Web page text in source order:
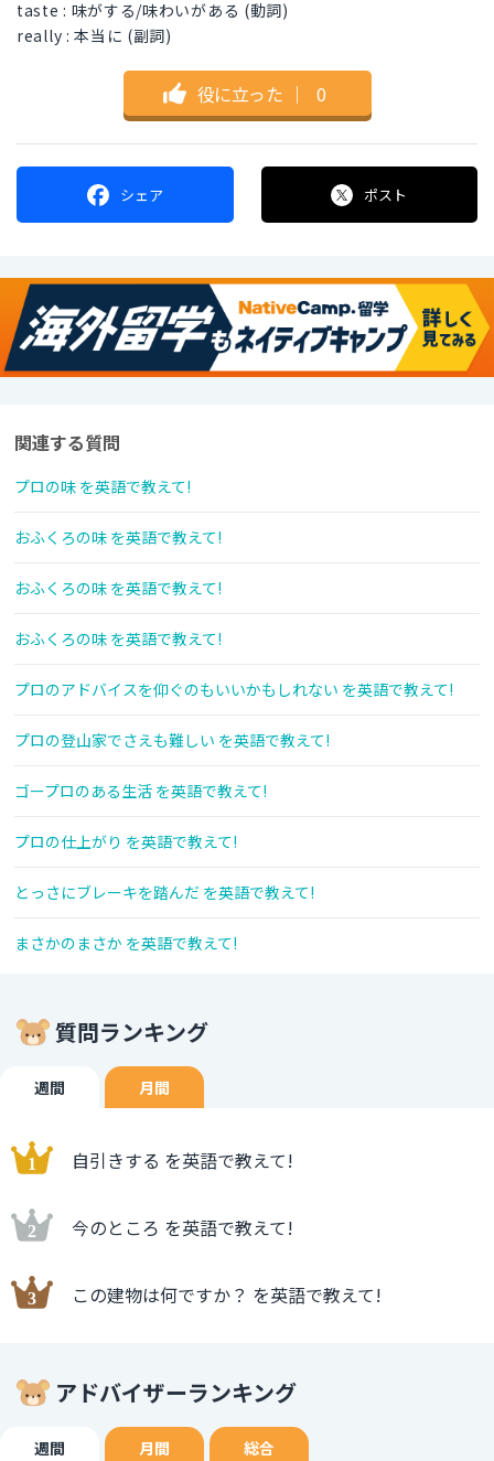
taste : 味がする/味わいがある (動詞)
really : 本当に (副詞)
役に立った ｜ 0
シェア ポスト
関連する質問
プロの味 を英語で教えて!
おふくろの味 を英語で教えて!
おふくろの味 を英語で教えて!
おふくろの味 を英語で教えて!
プロのアドバイスを仰ぐのもいいかもしれない を英語で教えて!
プロの登山家でさえも難しい を英語で教えて!
ゴープロのある生活 を英語で教えて!
プロの仕上がり を英語で教えて!
とっさにブレーキを踏んだ を英語で教えて!
まさかのまさか を英語で教えて!
質問ランキング
週間 月間
自引きする を英語で教えて!
今のところ を英語で教えて!
この建物は何ですか？ を英語で教えて!
アドバイザーランキング
週間 月間 総合